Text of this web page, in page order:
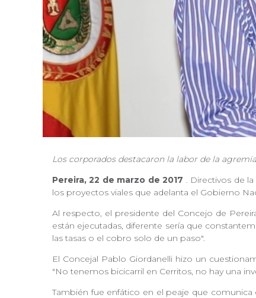
Los corporados destacaron la labor de la
Pereira, 22 de marzo de 2017 . Directivos de
los proyectos viales que adelanta el Gobierno
Al respecto, el presidente del Concejo de
están ejecutadas, diferente sería que
las tasas o el cobro solo de un paso".
El Concejal Pablo Giordanelli hizo un
"No tenemos bicicarril en Cerritos, no hay una
También fue enfático en el peaje que